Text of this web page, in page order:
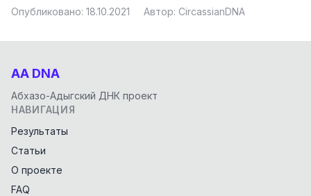
Опубликовано: 18.10.2021 Автор: CircassianDNA
AA DNA
Абхазо-Адыгский ДНК проект
НАВИГАЦИЯ
Результаты
Статьи
О проекте
FAQ